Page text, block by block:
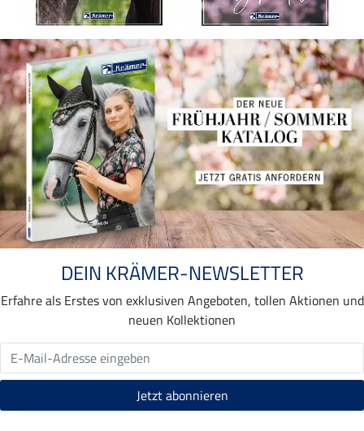
DEIN KRÄMER-NEWSLETTER
Erfahre als Erstes von exklusiven Angeboten, tollen Aktionen und
neuen Kollektionen